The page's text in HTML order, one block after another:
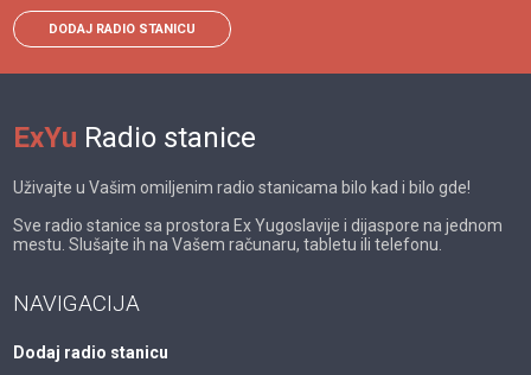
DODAJ RADIO STANICU
ExYu Radio stanice
Uživajte u Vašim omiljenim radio stanicama bilo kad i bilo gde!
Sve radio stanice sa prostora Ex Yugoslavije i dijaspore na jednom
mestu. Slušajte ih na Vašem računaru, tabletu ili telefonu.
NAVIGACIJA
Dodaj radio stanicu